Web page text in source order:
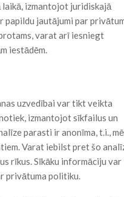
laikā, izmantojot juridiskajā
papildu jautājumi par
varat arī iesniegt
iestādēm.
uzvedībai var tikt veikta
izmantojot sīkfailus un
parasti ir anonīma, t.i.,
Varat iebilst pret šo
rīkus. Sīkāku informāciju var
privātuma politiku.